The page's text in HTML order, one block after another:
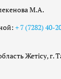
М.А.
+ 7 (7282) 40-
Жетісу, г.